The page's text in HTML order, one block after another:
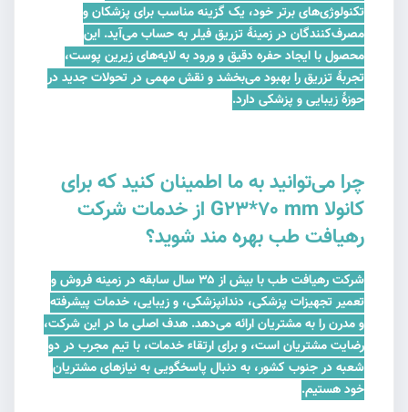
تکنولوژی‌های برتر خود، یک گزینه مناسب برای پزشکان و
مصرف‌کنندگان در زمینهٔ تزریق فیلر به حساب می‌آید. این
محصول با ایجاد حفره دقیق و ورود به لایه‌های زیرین پوست،
تجربهٔ تزریق را بهبود می‌بخشد و نقش مهمی در تحولات جدید در
حوزهٔ زیبایی و پزشکی دارد.
چرا می‌توانید به ما اطمینان کنید که برای
کانولا G23*70 mm از خدمات شرکت
رهیافت طب بهره مند شوید؟
شرکت رهیافت طب با بیش از ۳۵ سال سابقه در زمینه فروش و
تعمیر تجهیزات پزشکی، دندانپزشکی، و زیبایی، خدمات پیشرفته
و مدرن را به مشتریان ارائه می‌دهد. هدف اصلی ما در این شرکت،
رضایت مشتریان است، و برای ارتقاء خدمات، با تیم مجرب در دو
شعبه در جنوب کشور، به دنبال پاسخگویی به نیازهای مشتریان
خود هستیم.